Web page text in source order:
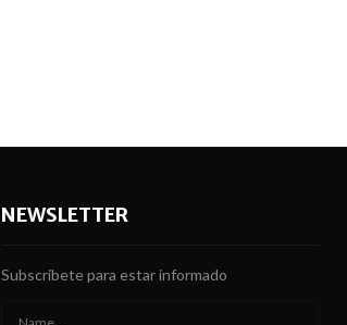
NEWSLETTER
Subscribete para estar informado